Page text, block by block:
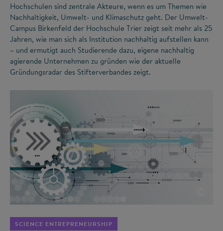
Hochschulen sind zentrale Akteure, wenn es um Themen wie
Nachhaltigkeit, Umwelt- und Klimaschutz geht. Der Umwelt-
Campus Birkenfeld der Hochschule Trier zeigt seit mehr als 25
Jahren, wie man sich als Institution nachhaltig aufstellen kann
– und ermutigt auch Studierende dazu, eigene nachhaltig
agierende Unternehmen zu gründen wie der aktuelle
Gründungsradar des Stifterverbandes zeigt.
SCIENCE ENTREPRENEURSHIP